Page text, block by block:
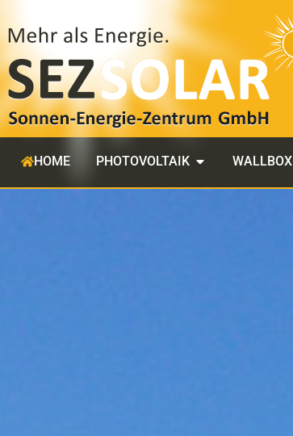
HOME PHOTOVOLTAIK WALLBOX